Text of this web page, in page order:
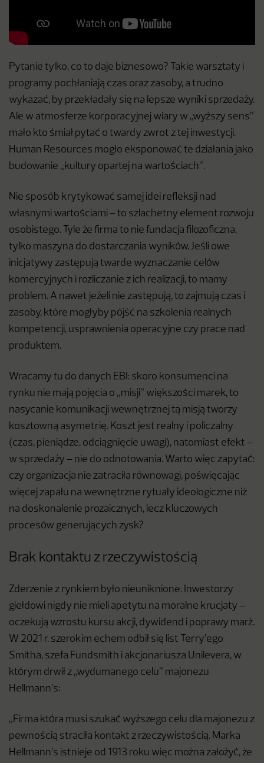
Pytanie tylko, co to daje biznesowo? Takie warsztaty i
programy pochłaniają czas oraz zasoby, a trudno
wykazać, by przekładały się na lepsze wyniki sprzedaży.
Ale w atmosferze korporacyjnej wiary w „wyższy sens”
mało kto śmiał pytać o twardy zwrot z tej inwestycji.
Human Resources mogło eksponować te działania jako
budowanie „kultury opartej na wartościach”.
Nie sposób krytykować samej idei refleksji nad
własnymi wartościami – to szlachetny element rozwoju
osobistego. Tyle że firma to nie fundacja filozoficzna,
tylko maszyna do dostarczania wyników. Jeśli owe
inicjatywy zastępują twarde wyznaczanie celów
komercyjnych i rozliczanie z ich realizacji, to mamy
problem. A nawet jeżeli nie zastępują, to zajmują czas i
zasoby, które mogłyby pójść na szkolenia realnych
kompetencji, usprawnienia operacyjne czy prace nad
produktem.
Wracamy tu do danych EBI: skoro konsumenci na
rynku nie mają pojęcia o „misji” większości marek, to
nasycanie komunikacji wewnętrznej tą misją tworzy
kosztowną asymetrię. Koszt jest realny i policzalny
(czas, pieniądze, odciągnięcie uwagi), natomiast efekt –
w sprzedaży – nie do odnotowania. Warto więc zapytać:
czy organizacja nie zatraciła równowagi, poświęcając
więcej zapału na wewnętrzne rytuały ideologiczne niż
na doskonalenie prozaicznych, lecz kluczowych
procesów generujących zysk?
Brak kontaktu z rzeczywistością
Zderzenie z rynkiem było nieuniknione. Inwestorzy
giełdowi nigdy nie mieli apetytu na moralne krucjaty –
oczekują wzrostu kursu akcji, dywidend i poprawy marż.
W 2021 r. szerokim echem odbił się list Terry’ego
Smitha, szefa Fundsmith i akcjonariusza Unilevera, w
którym drwił z „wydumanego celu” majonezu
Hellmann’s:
„Firma która musi szukać wyższego celu dla majonezu z
pewnością straciła kontakt z rzeczywistością. Marka
Hellmann’s istnieje od 1913 roku więc można założyć, że